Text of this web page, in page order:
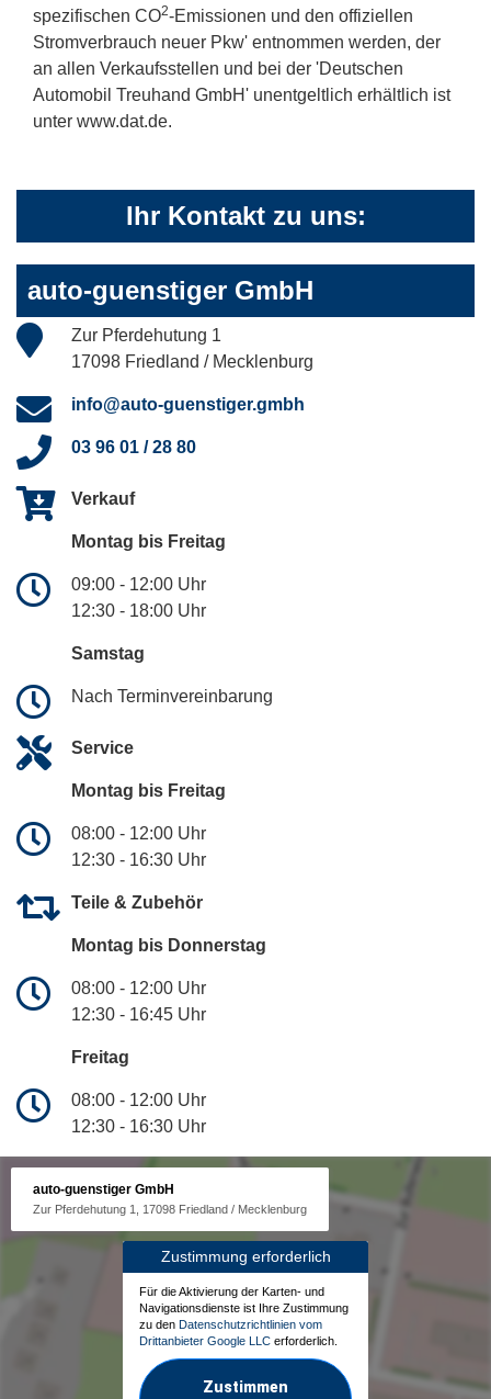
spezifischen CO2-Emissionen und den offiziellen
Stromverbrauch neuer Pkw' entnommen werden, der
an allen Verkaufsstellen und bei der 'Deutschen
Automobil Treuhand GmbH' unentgeltlich erhältlich ist
unter www.dat.de.
Ihr Kontakt zu uns:
auto-guenstiger GmbH
Zur Pferdehutung 1
17098 Friedland / Mecklenburg
info@auto-guenstiger.gmbh
03 96 01 / 28 80
Verkauf
Montag bis Freitag
09:00 - 12:00 Uhr
12:30 - 18:00 Uhr
Samstag
Nach Terminvereinbarung
Service
Montag bis Freitag
08:00 - 12:00 Uhr
12:30 - 16:30 Uhr
Teile & Zubehör
Montag bis Donnerstag
08:00 - 12:00 Uhr
12:30 - 16:45 Uhr
Freitag
08:00 - 12:00 Uhr
12:30 - 16:30 Uhr
auto-guenstiger GmbH
Zur Pferdehutung 1, 17098 Friedland / Mecklenburg
Zustimmung erforderlich
Für die Aktivierung der Karten- und
Navigationsdienste ist Ihre Zustimmung
zu den Datenschutzrichtlinien vom
Drittanbieter Google LLC erforderlich.
Zustimmen